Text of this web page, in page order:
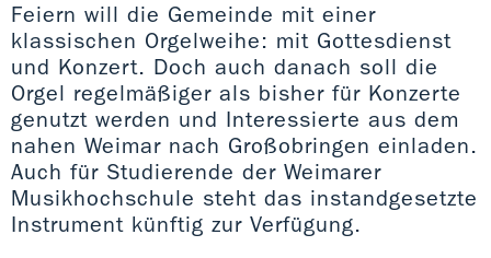
Feiern will die Gemeinde mit einer
klassischen Orgelweihe: mit Gottesdienst
und Konzert. Doch auch danach soll die
Orgel regelmäßiger als bisher für Konzerte
genutzt werden und Interessierte aus dem
nahen Weimar nach Großobringen einladen.
Auch für Studierende der Weimarer
Musikhochschule steht das instandgesetzte
Instrument künftig zur Verfügung.